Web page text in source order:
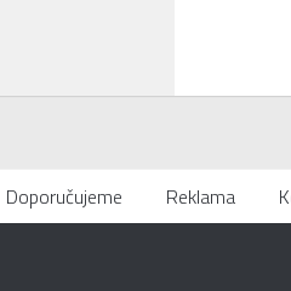
Doporučujeme Reklama